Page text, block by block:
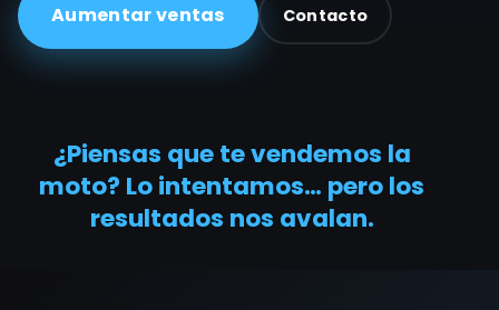
Aumentar ventas Contacto
¿Piensas que te vendemos la
moto? Lo intentamos… pero los
resultados nos avalan.